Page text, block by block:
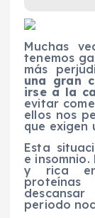
Muchas
tenemos
más
una gran
irse a la
evitar
ellos nos
que exigen
Esta
e
y rica en
periodo